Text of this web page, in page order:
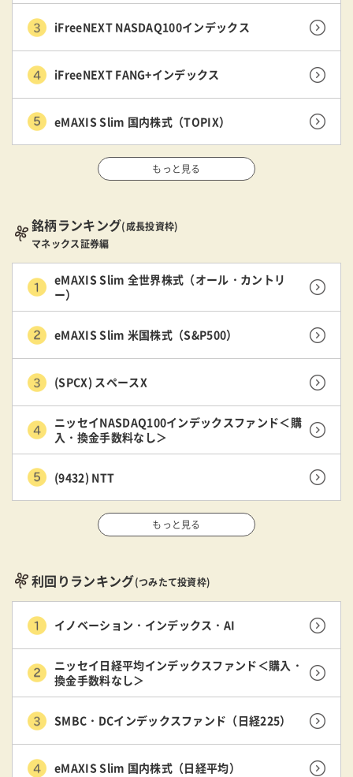
iFreeNEXT NASDAQ100インデックス
iFreeNEXT FANG+インデックス
eMAXIS Slim 国内株式（TOPIX）
もっと見る
銘柄ランキング(成長投資枠)
マネックス証券編
eMAXIS Slim 全世界株式（オール・カントリ
ー）
eMAXIS Slim 米国株式（S&P500）
(SPCX) スペースX
ニッセイNASDAQ100インデックスファンド＜購
入・換金手数料なし＞
(9432) NTT
もっと見る
利回りランキング(つみたて投資枠)
イノベーション・インデックス・AI
ニッセイ日経平均インデックスファンド＜購入・
換金手数料なし＞
SMBC・DCインデックスファンド（日経225）
eMAXIS Slim 国内株式（日経平均）